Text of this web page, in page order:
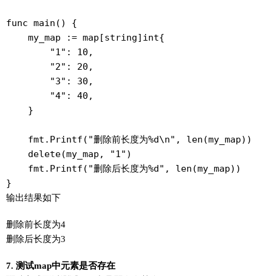
func main() {
    my_map := map[string]int{
        "1": 10,
        "2": 20,
        "3": 30,
        "4": 40,
    }
    fmt.Printf("删除前长度为%d\n", len(my_map))
    delete(my_map, "1")
    fmt.Printf("删除后长度为%d", len(my_map))
}
输出结果如下
删除前长度为4
删除后长度为3
7. 测试map中元素是否存在